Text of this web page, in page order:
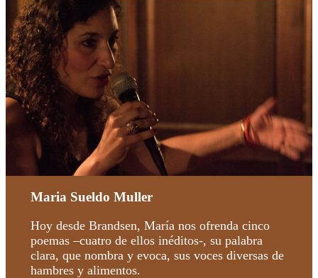
Maria Sueldo Muller
Hoy desde Brandsen, María nos ofrenda cinco
poemas –cuatro de ellos inéditos-, su palabra
clara, que nombra y evoca, sus voces diversas de
hambres y alimentos.